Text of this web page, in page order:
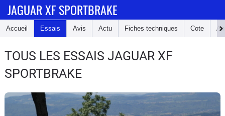
Accueil
Essais
d'achat
JAGUAR XF SPORTBRAKE
Accueil Essais Avis Actu Fiches techniques Cote
TOUS LES ESSAIS JAGUAR XF
SPORTBRAKE